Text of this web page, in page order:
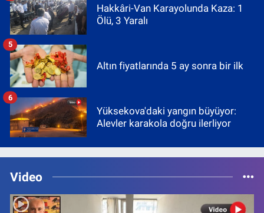
Hakkâri-Van Karayolunda Kaza: 1
Ölü, 3 Yaralı
Altın fiyatlarında 5 ay sonra bir ilk
5
Yüksekova'daki yangın büyüyor:
Alevler karakola doğru ilerliyor
6
Video